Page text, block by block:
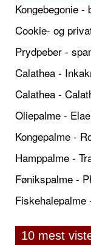
Kongebegonie -
Cookie- og
Prydpeber -
Calathea -
Calathea -
Oliepalme -
Kongepalme -
Hamppalme -
Fønikspalme -
Fiskehalepalme
10 mest